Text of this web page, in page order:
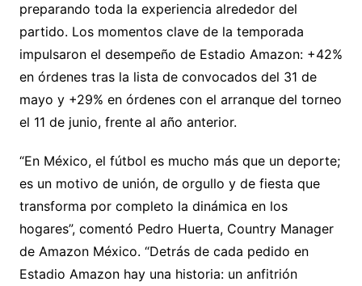
preparando toda la experiencia alrededor del
partido. Los momentos clave de la temporada
impulsaron el desempeño de Estadio Amazon: +42%
en órdenes tras la lista de convocados del 31 de
mayo y +29% en órdenes con el arranque del torneo
el 11 de junio, frente al año anterior.
“En México, el fútbol es mucho más que un deporte;
es un motivo de unión, de orgullo y de fiesta que
transforma por completo la dinámica en los
hogares”, comentó Pedro Huerta, Country Manager
de Amazon México. “Detrás de cada pedido en
Estadio Amazon hay una historia: un anfitrión